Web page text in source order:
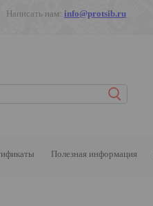
Написать нам: info@protsib.ru
Полезная информация